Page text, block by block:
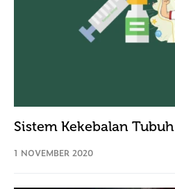
Sistem Kekebalan
1 NOVEMBER 2020